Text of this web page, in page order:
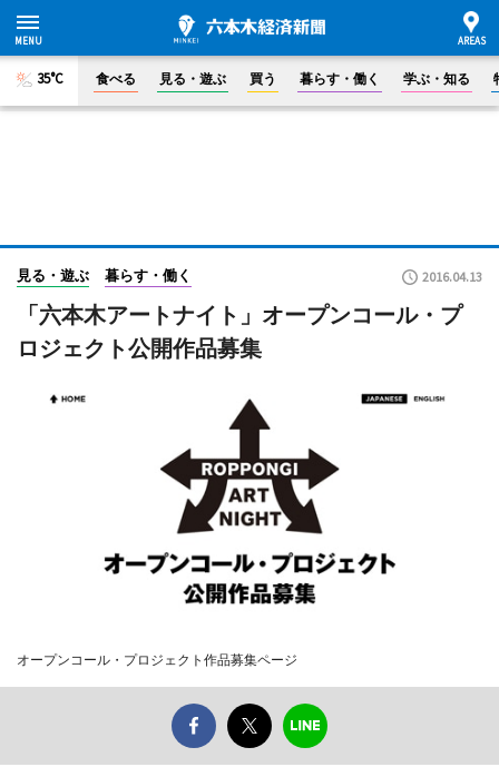
35°C 食べる 見る・遊ぶ 買う 暮らす・働く 学ぶ・知る
見る・遊ぶ 暮らす・働く 2016.04.13
「六本木アートナイト」オープンコール・プ
ロジェクト公開作品募集
オープンコール・プロジェクト作品募集ページ